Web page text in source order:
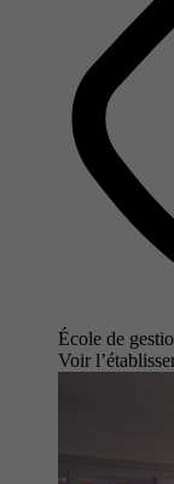
École de
Voir